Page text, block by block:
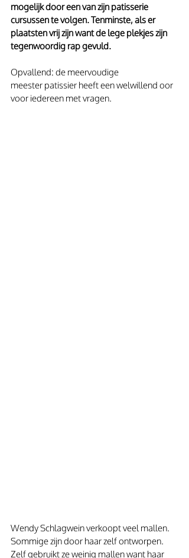
mogelijk door een van zijn patisserie
cursussen te volgen. Tenminste, als er
plaatsten vrij zijn want de lege plekjes zijn
tegenwoordig rap gevuld.
Opvallend: de meervoudige
meester patissier heeft een welwillend oor
voor iedereen met vragen.
Wendy Schlagwein verkoopt veel mallen.
Sommige zijn door haar zelf ontworpen.
Zelf gebruikt ze weinig mallen want haar